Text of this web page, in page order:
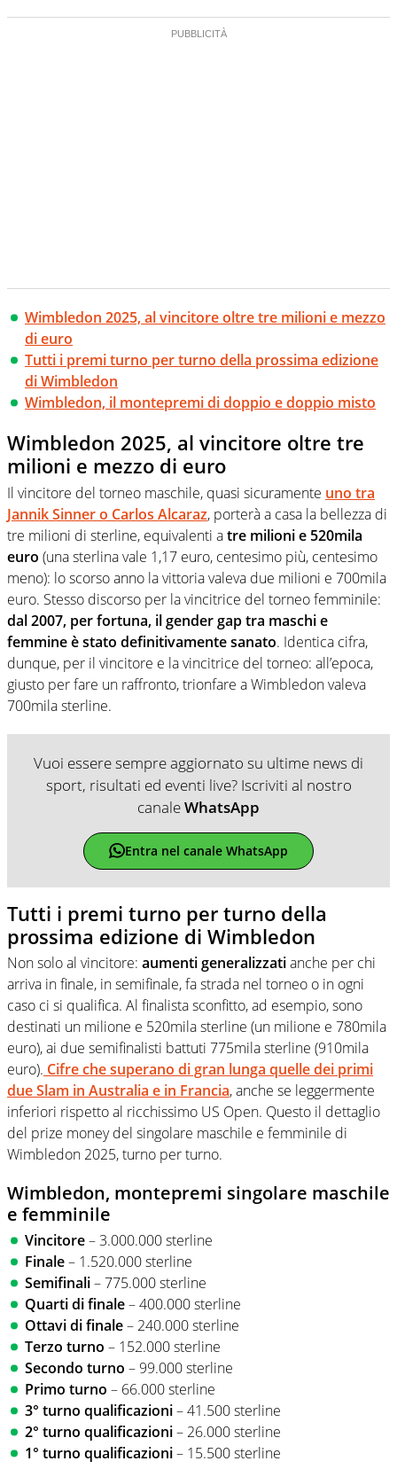
Wimbledon 2025, al vincitore oltre tre milioni e mezzo
di euro
Tutti i premi turno per turno della prossima edizione
di Wimbledon
Wimbledon, il montepremi di doppio e doppio misto
Wimbledon 2025, al vincitore oltre tre
milioni e mezzo di euro
Il vincitore del torneo maschile, quasi sicuramente uno tra
Jannik Sinner o Carlos Alcaraz, porterà a casa la bellezza di
tre milioni di sterline, equivalenti atre milioni e 520mila
euro (una sterlina vale 1,17 euro, centesimo più, centesimo
meno): lo scorso anno la vittoria valeva due milioni e 700mila
euro. Stesso discorso per la vincitrice del torneo femminile:
dal 2007, per fortuna, il gender gap tra maschi e
femmine è stato definitivamente sanato. Identica cifra,
dunque, per il vincitore e la vincitrice del torneo: all’epoca,
giusto per fare un raffronto, trionfare a Wimbledon valeva
700mila sterline.
Vuoi essere sempre aggiornato su ultime news di
sport, risultati ed eventi live? Iscriviti al nostro
canaleWhatsApp
Entra nel canale WhatsApp
Tutti i premi turno per turno della
prossima edizione di Wimbledon
Non solo al vincitore: aumenti generalizzatianche per chi
arriva in finale, in semifinale, fa strada nel torneo o in ogni
caso ci si qualifica. Al finalista sconfitto, ad esempio, sono
destinati un milione e 520mila sterline (un milione e 780mila
euro), ai due semifinalisti battuti 775mila sterline (910mila
euro). Cifre che superano di gran lunga quelle dei primi
due Slam in Australia e in Francia, anche se leggermente
inferiori rispetto al ricchissimo US Open. Questo il dettaglio
del prize money del singolare maschile e femminile di
Wimbledon 2025, turno per turno.
Wimbledon, montepremi singolare maschile
e femminile
Vincitore– 3.000.000 sterline
Finale– 1.520.000 sterline
Semifinali– 775.000 sterline
Quarti di finale– 400.000 sterline
Ottavi di finale– 240.000 sterline
Terzo turno – 152.000 sterline
Secondo turno – 99.000 sterline
Primo turno – 66.000 sterline
3° turno qualificazioni– 41.500 sterline
2° turno qualificazioni– 26.000 sterline
1° turno qualificazioni– 15.500 sterline